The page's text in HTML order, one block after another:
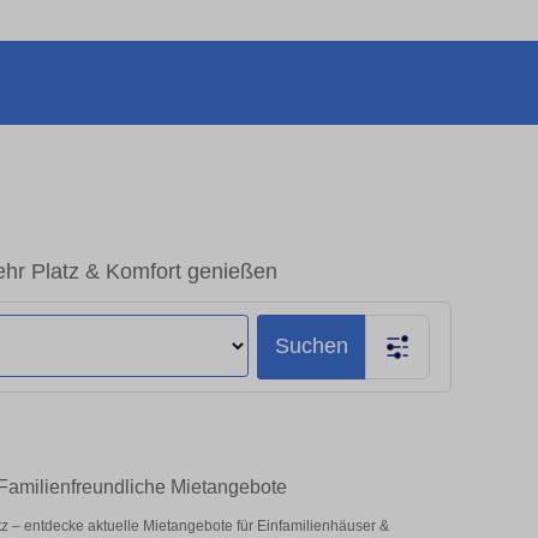
Platz & Komfort genießen
Suchen
Mietangebote
– entdecke aktuelle Mietangebote für Einfamilienhäuser &